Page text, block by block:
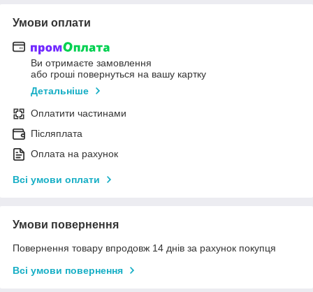
Умови оплати
Ви отримаєте замовлення
або гроші повернуться на вашу картку
Детальніше
Оплатити частинами
Післяплата
Оплата на рахунок
Всі умови оплати
Умови повернення
Повернення товару впродовж 14 днів за рахунок покупця
Всі умови повернення